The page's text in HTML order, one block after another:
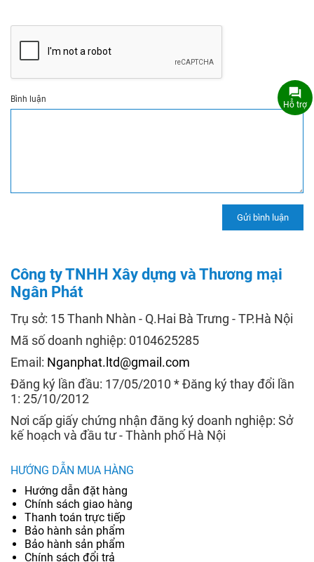
Bình luận
Công ty TNHH Xây dựng và Thương mại
Ngân Phát
Trụ sở: 15 Thanh Nhàn - Q.Hai Bà Trưng - TP.Hà Nội
Mã số doanh nghiệp: 0104625285
Email: Nganphat.ltd@gmail.com
Đăng ký lần đầu: 17/05/2010 * Đăng ký thay đổi lần
1: 25/10/2012
Nơi cấp giấy chứng nhận đăng ký doanh nghiệp: Sở
kế hoạch và đầu tư - Thành phố Hà Nội
HƯỚNG DẪN MUA HÀNG
Hướng dẫn đặt hàng
Chính sách giao hàng
Thanh toán trực tiếp
Bảo hành sản phẩm
Bảo hành sản phẩm
Chính sách đổi trả
Hỗ trợ